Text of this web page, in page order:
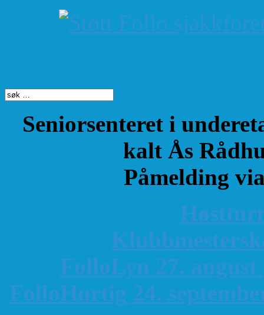
Seniorsenteret i
kalt Ås
Påmelding
K
FolloLyn 27. august
FolloHurtig 24.